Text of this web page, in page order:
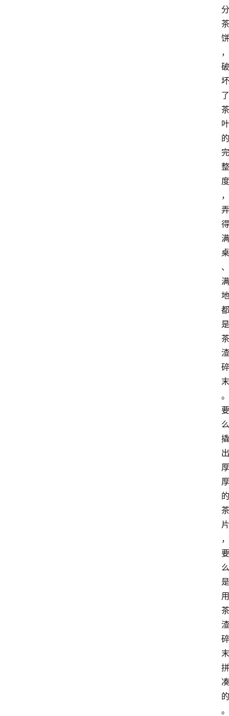
分
茶
饼
，
破
坏
了
茶
叶
的
完
整
度
，
弄
得
满
桌
、
满
地
都
是
茶
渣
碎
末
。
要
么
撬
出
厚
厚
的
茶
片
，
要
么
是
用
茶
渣
碎
末
拼
凑
的
。